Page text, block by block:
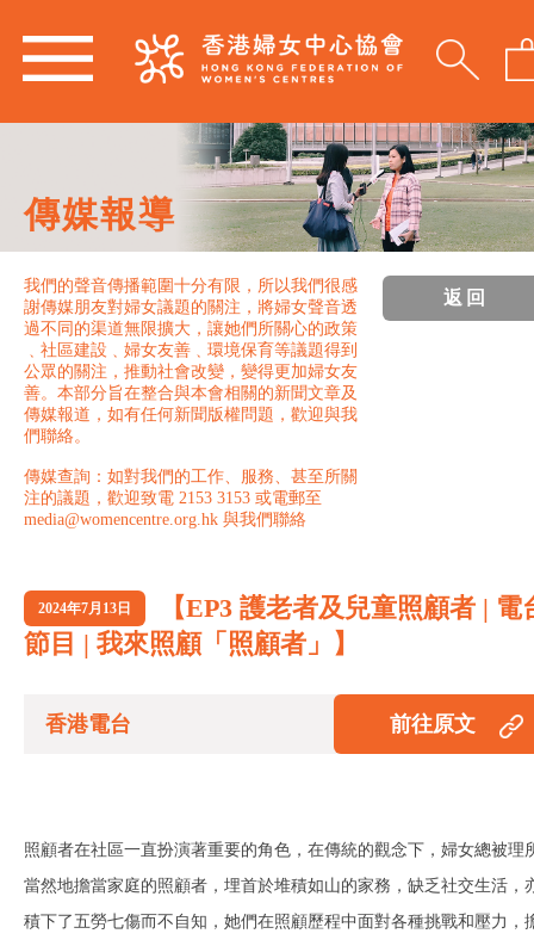
傳媒報導
我們的聲音傳播範圍十分有限，所以我們很感
謝傳媒朋友對婦女議題的關注，將婦女聲音透
過不同的渠道無限擴大，讓她們所關心的政策
﹑社區建設﹑婦女友善﹑環境保育等議題得到
公眾的關注，推動社會改變，變得更加婦女友
善。本部分旨在整合與本會相關的新聞文章及
傳媒報道，如有任何新聞版權問題，歡迎與我
們聯絡。
傳媒查詢：如對我們的工作、服務、甚至所關
注的議題，歡迎致電 2153 3153 或電郵至
media@womencentre.org.hk 與我們聯絡
返回
2024年7月13日
【EP3 護老者及兒童照顧者 | 電
節目 | 我來照顧「照顧者」】
香港電台 前往原文
照顧者在社區一直扮演著重要的角色，在傳統的觀念下，婦女總被理
當然地擔當家庭的照顧者，埋首於堆積如山的家務，缺乏社交生活，
積下了五勞七傷而不自知，她們在照顧歷程中面對各種挑戰和壓力，